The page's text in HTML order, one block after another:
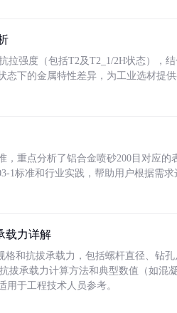
拉强度（包括T2及T2_1/2H状态），
下的金属特性差异，为工业选材提供
重点分析了铝合金喷砂200目对应的
1标准和行业实践，帮助用户根据需求
载力详解
格和抗拔承载力，包括螺杆直径、钻
拔承载力计算方法和典型数值（如混
于工程技术人员参考。